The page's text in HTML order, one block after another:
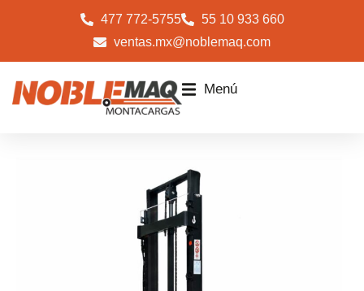
477 772-5755
55 10 933 660
ventas.mx@noblemaq.com
Menú